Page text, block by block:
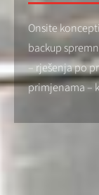
Onsite
backup
– rješenja po
primjenama –